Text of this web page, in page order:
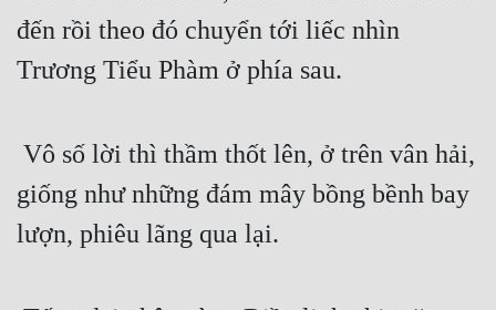
đến rồi theo đó chuyển tới liếc nhìn
Trương Tiểu Phàm ở phía sau.
giống như những đám mây bồng bềnh bay
lượn, phiêu lãng qua lại.